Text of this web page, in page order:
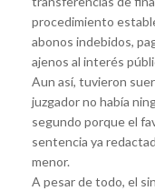
procedimiento
abonos indebidos,
ajenos al interés
Aun así, tuvieron
juzgador no había
segundo porque el
sentencia ya
menor.
A pesar de todo, el